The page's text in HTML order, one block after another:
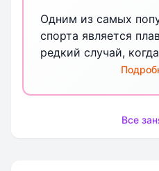
Одним из самых
спорта является
редкий случай,
спортом
Все